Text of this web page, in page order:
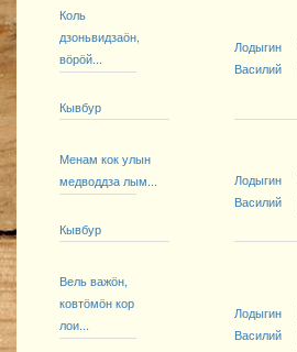
Коль
дзоньвидзаӧн,
вӧрӧй...
Кывбур
Лодыгин
Василий
Менам кок улын
медводдза лым...
Кывбур
Лодыгин
Василий
Вель важӧн,
ковтӧмӧн кор
лои...
Лодыгин
Василий